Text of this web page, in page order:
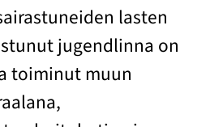
lasten
jugendlinna on
toiminut muun